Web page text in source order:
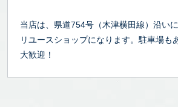
当店は、県道754号（木津横田線）沿い
リユースショップになります。駐車場も
大歓迎！